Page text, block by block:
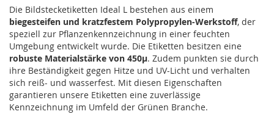
Die Bildstecketiketten Ideal L bestehen aus einem
biegesteifen und kratzfestem Polypropylen-Werkstoff, der
speziell zur Pflanzenkennzeichnung in einer feuchten
Umgebung entwickelt wurde. Die Etiketten besitzen eine
robuste Materialstärke von 450µ. Zudem punkten sie durch
ihre Beständigkeit gegen Hitze und UV-Licht und verhalten
sich reiß- und wasserfest. Mit diesen Eigenschaften
garantieren unsere Etiketten eine zuverlässige
Kennzeichnung im Umfeld der Grünen Branche.